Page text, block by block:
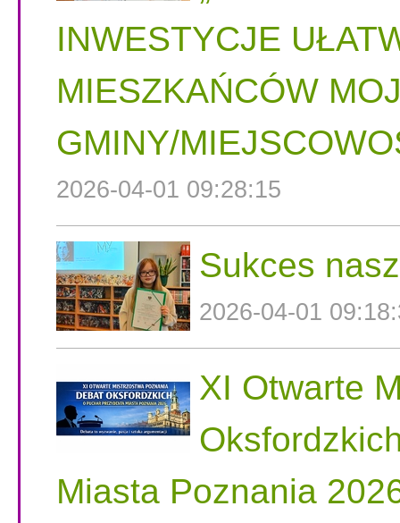
INWESTYCJE
MIESZKAŃCÓW
GMINY/
2026-04-01 09:28:15
Sukces
2026-04-01
XI Otwarte
Miasta Poznania